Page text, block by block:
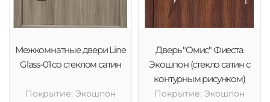
Межкомнатные двери Line
Glass-01 со стеклом сатин
Покрытие: Экошпон
Дверь "Омис" Фиеста
Экошпон (стекло сатин с
контурным рисунком)
Покрытие: Экошпон